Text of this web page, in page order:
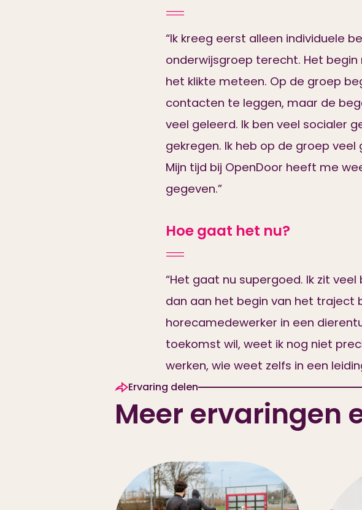
“Ik kreeg eerst alleen individuele
onderwijsgroep terecht. Het
het klikte meteen. Op de groep
contacten te leggen, maar de
veel geleerd. Ik ben veel socialer
gekregen. Ik heb op de groep
Mijn tijd bij OpenDoor heeft me
gegeven.”
Hoe gaat het nu?
“Het gaat nu supergoed. Ik zit
dan aan het begin van het traject
horecamedewerker in een
toekomst wil, weet ik nog niet
werken, wie weet zelfs in een
Ervaring delen
Meer ervaringen